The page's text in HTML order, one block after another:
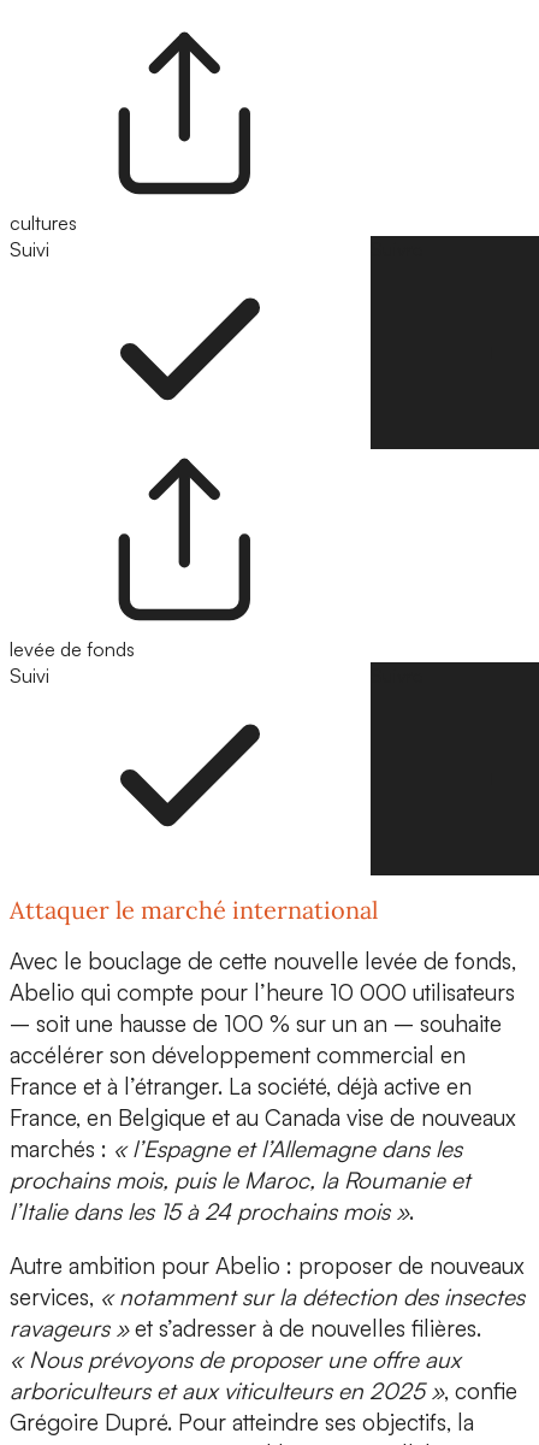
cultures
Suivi
levée de fonds
Suivi
Attaquer le marché international
Avec le bouclage de cette nouvelle levée de fonds,
Abelio qui compte pour l’heure 10 000 utilisateurs
– soit une hausse de 100 % sur un an – souhaite
accélérer son développement commercial en
France et à l’étranger. La société, déjà active en
France, en Belgique et au Canada vise de nouveaux
marchés : « l’Espagne et l’Allemagne dans les
prochains mois, puis le Maroc, la Roumanie et
l’Italie dans les 15 à 24 prochains mois ».
Autre ambition pour Abelio : proposer de nouveaux
services, « notamment sur la détection des insectes
ravageurs »et s’adresser à de nouvelles filières.
« Nous prévoyons de proposer une offre aux
arboriculteurs et aux viticulteurs en 2025 », confie
Grégoire Dupré. Pour atteindre ses objectifs, la